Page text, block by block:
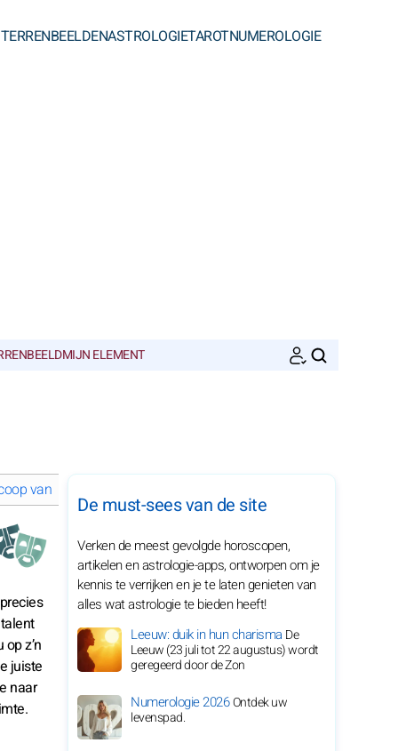
ASTROLOGIETAROTNUMEROLOGIE
MIJN ELEMENT
van augustus 2028 voor je sterrenbeeld
z’n
juiste
naar
De must-sees van de site
Verken de meest gevolgde horoscopen,
artikelen en astrologie-apps, ontworpen om je
kennis te verrijken en je te laten genieten van
alles wat astrologie te bieden heeft!
Leeuw: duik in hun charisma De
Leeuw (23 juli tot 22 augustus) wordt
geregeerd door de Zon
Numerologie 2026Ontdek uw
levenspad.